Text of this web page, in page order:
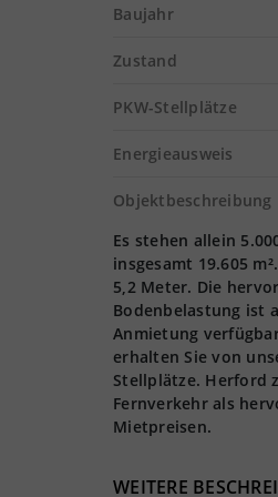
Baujahr
Zustand
PKW-Stellplätze
Energieausweis
Objektbeschreibung
Es stehen allein
insgesamt 19.605
5,2 Meter. Die
Bodenbelastung ist
Anmietung
erhalten Sie von
Stellplätze. Herford
Fernverkehr als
Mietpreisen.
WEITERE